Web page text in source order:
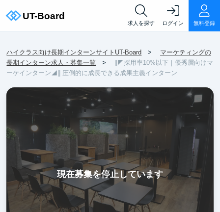
求人を探す ログイン 無料登録
ハイクラス向け長期インターンサイトUT-Board
マーケティングの
長期インターン求人・募集一覧
||◤採用率10%以下｜優秀層向けマ
ーケインターン◢|| 圧倒的に成長できる成果主義インターン
現在募集を停止しています